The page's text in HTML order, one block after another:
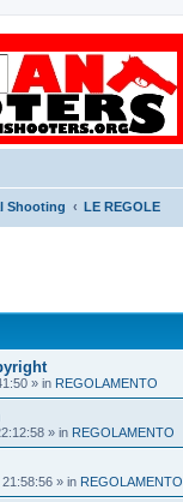
Shooting LE REGOLE
» in REGOLAMENTO
» in REGOLAMENTO
» in REGOLAMENTO